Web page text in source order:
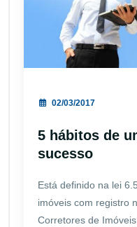
02/03/2017
5 hábitos de
sucesso
Está definido na lei
imóveis com registro
Corretores de